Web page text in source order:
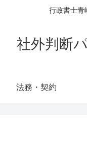
行政書士青
社外判断
法務・契約